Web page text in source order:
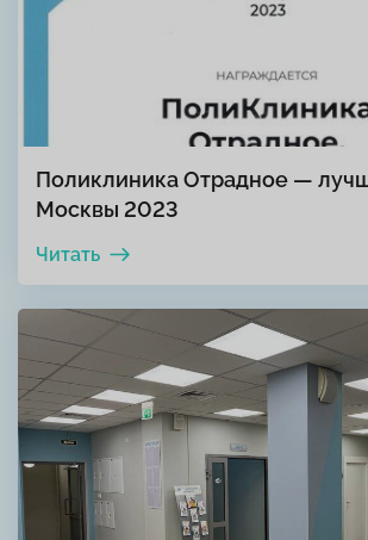
Поликлиника Отрадное —
Москвы 2023
Читать